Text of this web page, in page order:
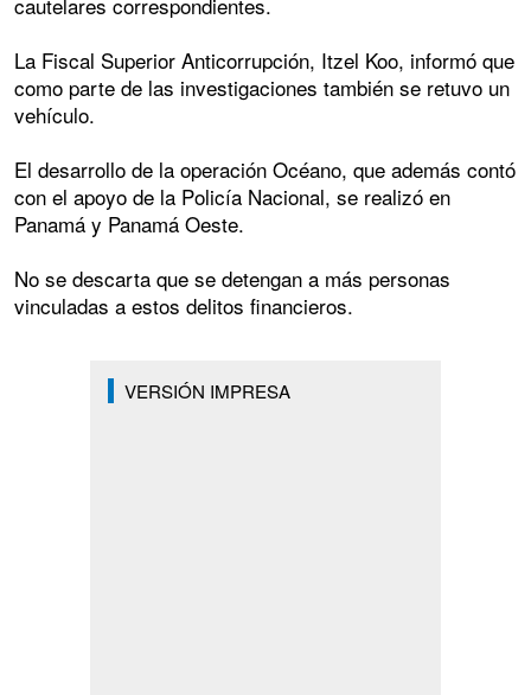
La Fiscal Superior Anticorrupción, Itzel Koo, informó que
como parte de las investigaciones también se retuvo un
vehículo.
El desarrollo de la operación Océano, que además contó
con el apoyo de la Policía Nacional, se realizó en
Panamá y Panamá Oeste.
No se descarta que se detengan a más personas
vinculadas a estos delitos financieros.
VERSIÓN IMPRESA